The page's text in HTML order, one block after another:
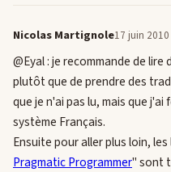
Nicolas Martignole17 juin
@Eyal : je recommande de
plutôt que de prendre des
que je n'ai pas lu, mais que
système Français.
Ensuite pour aller plus loin,
Pragmatic Programmer" sont